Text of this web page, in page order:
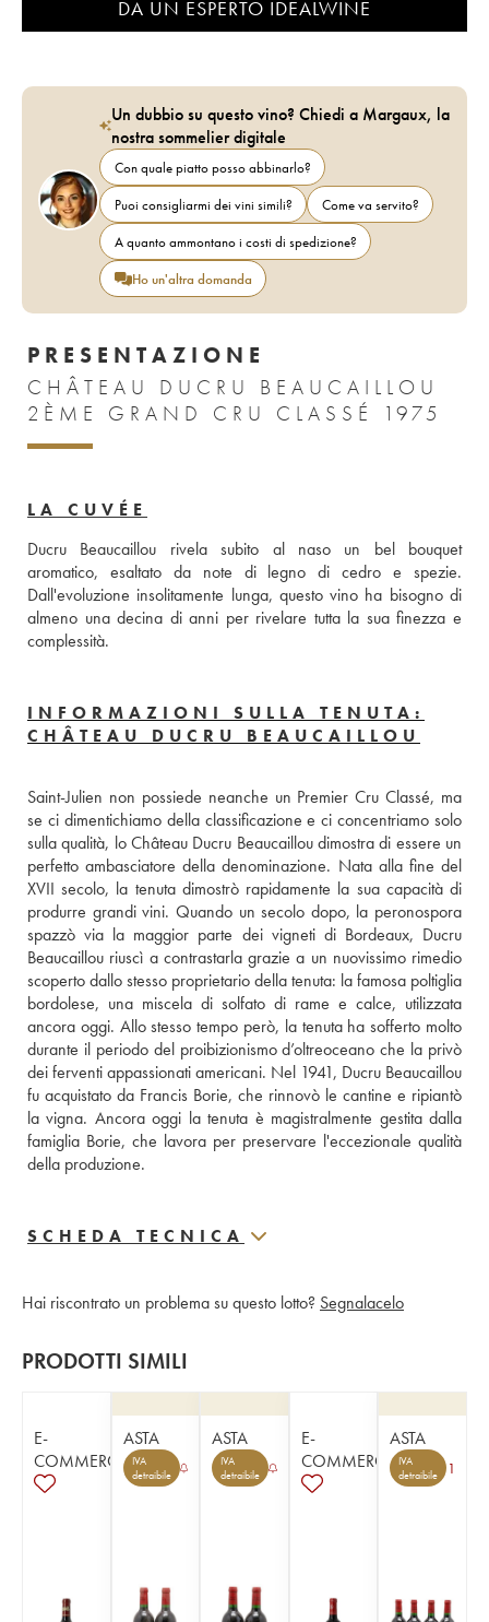
DA UN ESPERTO IDEALWINE
Un dubbio su questo vino? Chiedi a Margaux, la
nostra sommelier digitale
Con quale piatto posso abbinarlo?
Puoi consigliarmi dei vini simili?
Come va servito?
A quanto ammontano i costi di spedizione?
Ho un'altra domanda
PRESENTAZIONE
CHÂTEAU DUCRU BEAUCAILLOU
2ÈME GRAND CRU CLASSÉ 1975
LA CUVÉE
Ducru Beaucaillou rivela subito al naso un bel bouquet
aromatico, esaltato da note di legno di cedro e spezie.
Dall'evoluzione insolitamente lunga, questo vino ha bisogno di
almeno una decina di anni per rivelare tutta la sua finezza e
complessità.
INFORMAZIONI SULLA TENUTA:
CHÂTEAU DUCRU BEAUCAILLOU
Saint-Julien non possiede neanche un Premier Cru Classé, ma
se ci dimentichiamo della classificazione e ci concentriamo solo
sulla qualità, lo Château Ducru Beaucaillou dimostra di essere un
perfetto ambasciatore della denominazione. Nata alla fine del
XVII secolo, la tenuta dimostrò rapidamente la sua capacità di
produrre grandi vini. Quando un secolo dopo, la peronospora
spazzò via la maggior parte dei vigneti di Bordeaux, Ducru
Beaucaillou riuscì a contrastarla grazie a un nuovissimo rimedio
scoperto dallo stesso proprietario della tenuta: la famosa poltiglia
bordolese, una miscela di solfato di rame e calce, utilizzata
ancora oggi. Allo stesso tempo però, la tenuta ha sofferto molto
durante il periodo del proibizionismo d’oltreoceano che la privò
dei ferventi appassionati americani. Nel 1941, Ducru Beaucaillou
fu acquistato da Francis Borie, che rinnovò le cantine e ripiantò
la vigna. Ancora oggi la tenuta è magistralmente gestita dalla
famiglia Borie, che lavora per preservare l'eccezionale qualità
della produzione.
SCHEDA TECNICA
Hai riscontrato un problema su questo lotto? Segnalacelo
PRODOTTI SIMILI
E-
COMMERCE
ASTA
IVA
detraibile
ASTA
IVA
detraibile
E-
COMMERCE
ASTA
IVA
detraibile
1